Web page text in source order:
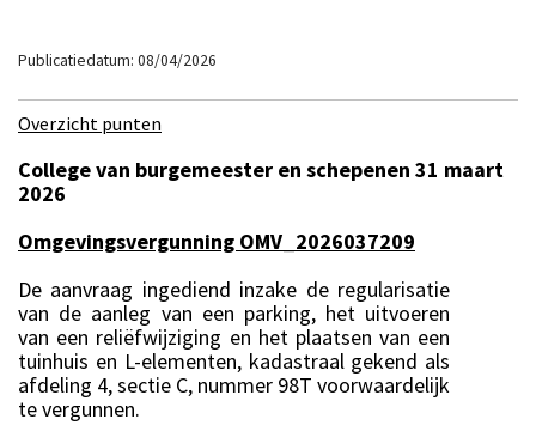
Publicatiedatum: 08/04/2026
Overzicht punten
College van burgemeester en schepenen 31 maart
2026
Omgevingsvergunning OMV_2026037209
De aanvraag ingediend inzake de regularisatie
van de aanleg van een parking, het uitvoeren
van een reliëfwijziging en het plaatsen van een
tuinhuis en L-elementen, kadastraal gekend als
afdeling 4, sectie C, nummer 98T voorwaardelijk
te vergunnen.